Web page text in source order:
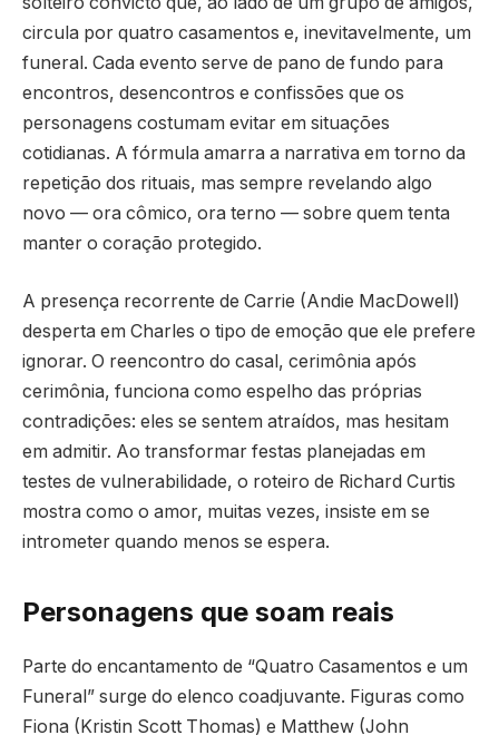
circula por quatro casamentos e, inevitavelmente, um
funeral. Cada evento serve de pano de fundo para
encontros, desencontros e confissões que os
personagens costumam evitar em situações
cotidianas. A fórmula amarra a narrativa em torno da
repetição dos rituais, mas sempre revelando algo
novo — ora cômico, ora terno — sobre quem tenta
manter o coração protegido.
A presença recorrente de Carrie (Andie MacDowell)
desperta em Charles o tipo de emoção que ele prefere
ignorar. O reencontro do casal, cerimônia após
cerimônia, funciona como espelho das próprias
contradições: eles se sentem atraídos, mas hesitam
em admitir. Ao transformar festas planejadas em
testes de vulnerabilidade, o roteiro de Richard Curtis
mostra como o amor, muitas vezes, insiste em se
intrometer quando menos se espera.
Personagens que soam reais
Parte do encantamento de “Quatro Casamentos e um
Funeral” surge do elenco coadjuvante. Figuras como
Fiona (Kristin Scott Thomas) e Matthew (John